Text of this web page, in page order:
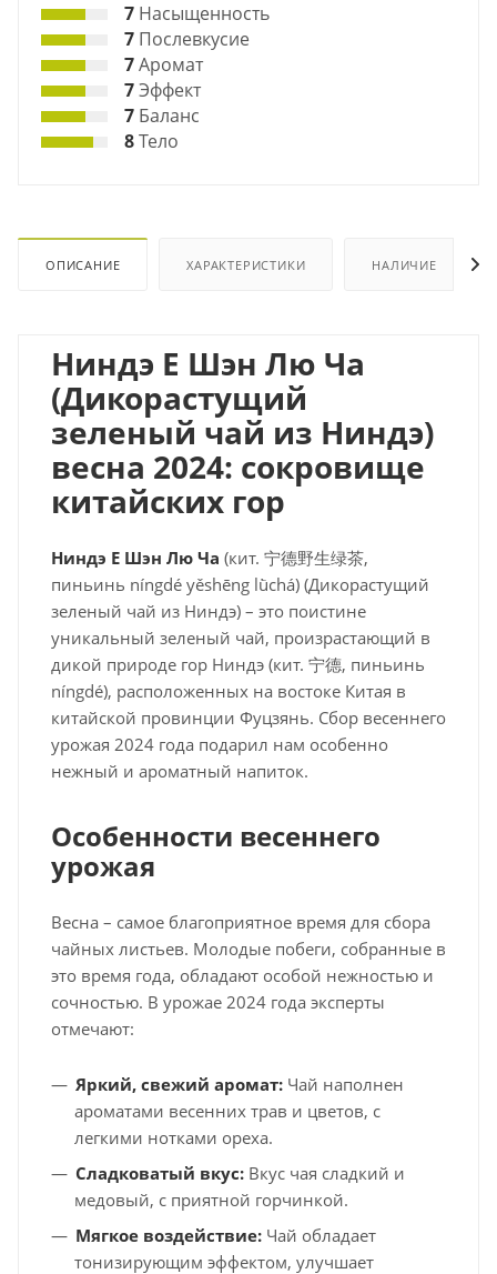
7 Насыщенность
7 Послевкусие
7Аромат
7Эффект
7 Баланс
8Тело
ОПИСАНИЕ ХАРАКТЕРИСТИКИ НАЛИЧИЕ
Ниндэ Е Шэн Лю Ча
(Дикорастущий
зеленый чай из Ниндэ)
весна 2024: сокровище
китайских гор
Ниндэ Е Шэн Лю Ча (кит. 宁德野生绿茶,
пиньинь níngdé yěshēng lǜchá) (Дикорастущий
зеленый чай из Ниндэ) – это поистине
уникальный зеленый чай, произрастающий в
дикой природе гор Ниндэ (кит. 宁德, пиньинь
níngdé), расположенных на востоке Китая в
китайской провинции Фуцзянь. Сбор весеннего
урожая 2024 года подарил нам особенно
нежный и ароматный напиток.
Особенности весеннего
урожая
Весна – самое благоприятное время для сбора
чайных листьев. Молодые побеги, собранные в
это время года, обладают особой нежностью и
сочностью. В урожае 2024 года эксперты
отмечают:
Яркий, свежий аромат: Чай наполнен
ароматами весенних трав и цветов, с
легкими нотками ореха.
Сладковатый вкус: Вкус чая сладкий и
медовый, с приятной горчинкой.
Мягкое воздействие: Чай обладает
тонизирующим эффектом, улучшает